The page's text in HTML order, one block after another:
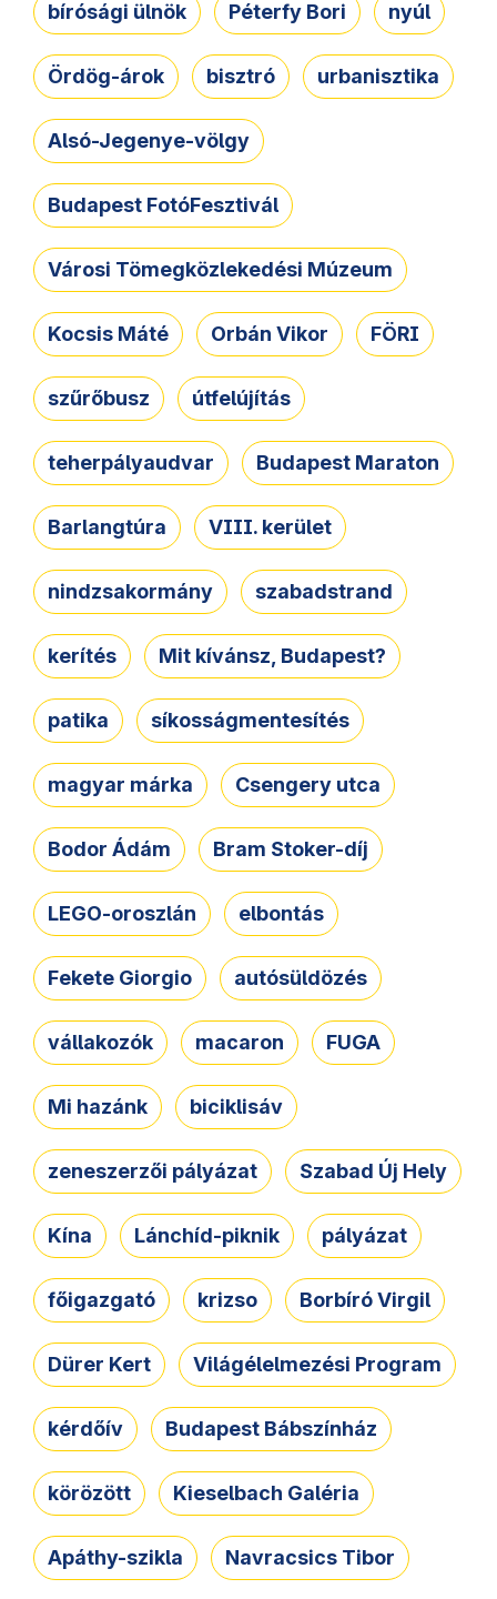
bírósági ülnök Péterfy Bori nyúl
Ördög-árok bisztró urbanisztika
Alsó-Jegenye-völgy
Budapest FotóFesztivál
Városi Tömegközlekedési Múzeum
Kocsis Máté Orbán Vikor FÖRI
szűrőbusz útfelújítás
teherpályaudvar Budapest Maraton
Barlangtúra VIII. kerület
nindzsakormány szabadstrand
kerítés Mit kívánsz, Budapest?
patika síkosságmentesítés
magyar márka Csengery utca
Bodor Ádám Bram Stoker-díj
LEGO-oroszlán elbontás
Fekete Giorgio autósüldözés
vállakozók macaron FUGA
Mi hazánk biciklisáv
zeneszerzői pályázat Szabad Új Hely
Kína Lánchíd-piknik pályázat
főigazgató krizso Borbíró Virgil
Dürer Kert Világélelmezési Program
kérdőív Budapest Bábszínház
körözött Kieselbach Galéria
Apáthy-szikla Navracsics Tibor